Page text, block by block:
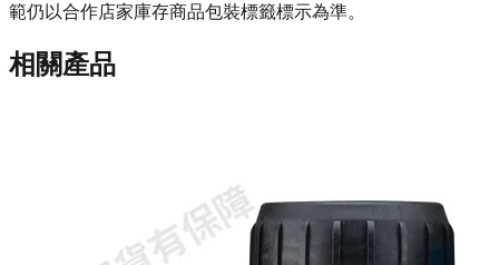
範仍以合作店家庫存商品包裝標籤標示為準。
相關產品